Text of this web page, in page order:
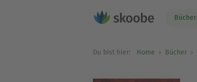
Bücher
Du bist hier: Home Bücher